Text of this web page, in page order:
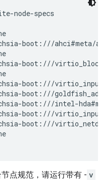
node-specs
boot:///ahci#meta/
boot:///
boot:///
boot:///
boot:///intel-
boot:///
boot:///
点规范，请运行带有 - v